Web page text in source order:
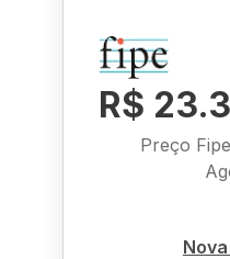
R$
Preço